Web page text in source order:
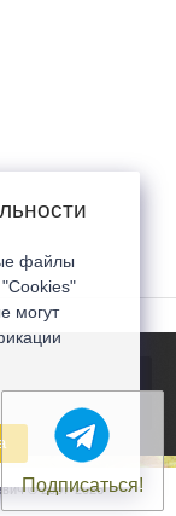
© 2007-2026
Подписаться!
файлы
могут